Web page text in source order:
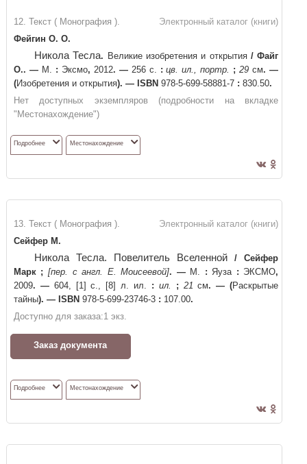
Электронный каталог (книги)
12. Текст ( Монография ).
Фейгин О. О.
Никола Тесла. Великие изобретения и открытия / Файг
О.. —М. : Эксмо, 2012. —256 с. : цв. ил., портр. ; 29 см. —
(Изобретения и открытия). — ISBN 978-5-699-58881-7 : 830.50.
Нет доступных экземпляров (подробности на вкладке
"Местонахождение")
Подробнее Местонахождение
Электронный каталог (книги)
13. Текст ( Монография ).
Сейфер М.
Никола Тесла. Повелитель Вселенной /
Сейфер
Марк ; [пер. с англ. Е. Моисеевой]. —М. : Яуза : ЭКСМО,
2009. —604, [1] с., [8] л. ил. : ил. ; 21 см. — (Раскрытые
тайны). — ISBN 978-5-699-23746-3 : 107.00.
Доступно для заказа:1 экз.
Заказ документа
Подробнее Местонахождение